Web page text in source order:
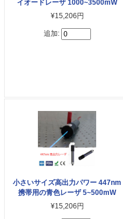
イオードレーザ 1000~3500mW
¥15,206円
追加:
小さいサイズ高出力パワー 447nm
携帯用の青色レーザ 5~500mW
¥15,206円